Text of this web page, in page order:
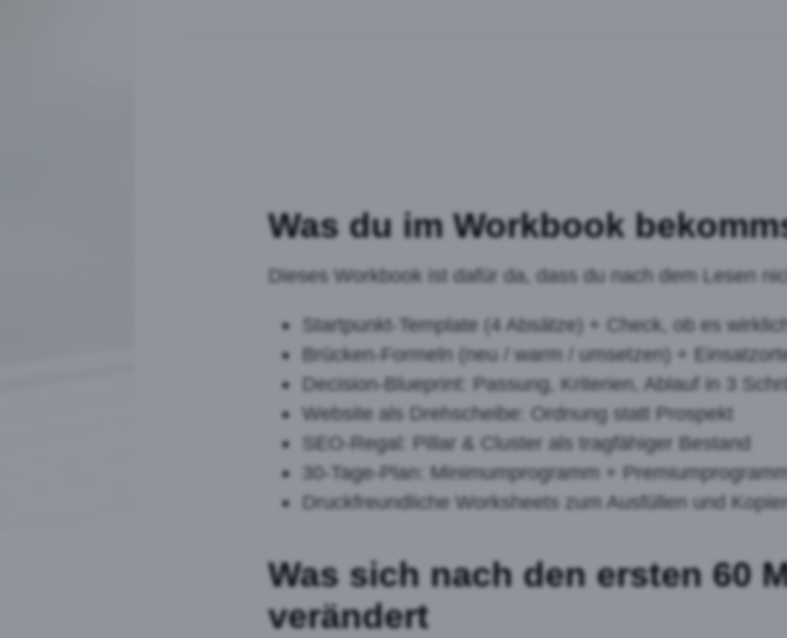
Was du im Workbook
Dieses Workbook ist dafür da, dass du nach dem Lesen
Startpunkt-Template (4 Absätze) + Check, ob es
Brücken-Formeln (neu / warm / umsetzen) +
Decision-Blueprint: Passung, Kriterien, Ablauf in 3
Website als Drehscheibe: Ordnung statt Prospekt
SEO-Regal: Pillar & Cluster als tragfähiger Bestand
30-Tage-Plan: Minimumprogramm +
Druckfreundliche Worksheets zum Ausfüllen und
Was sich nach den ersten 60
verändert